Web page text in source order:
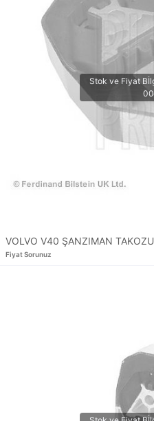
VOLVO V40 ŞANZIMAN TAKOZU
Fiyat Sorunuz